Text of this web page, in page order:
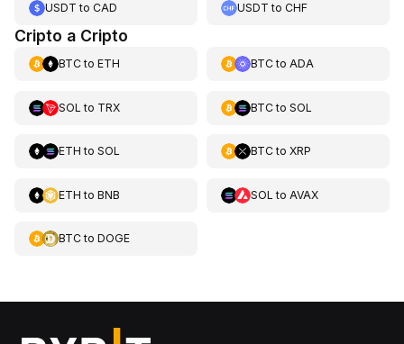
USDT to CAD USDT toCHF
Cripto a Cripto
BTCto ETH BTCto ADA
SOL to TRX BTCto SOL
ETH to SOL BTCto XRP
ETH to BNB SOL to AVAX
BTCto DOGE